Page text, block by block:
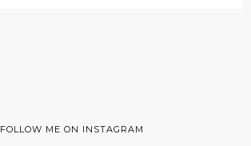
FOLLOW ME ON INSTAGRAM